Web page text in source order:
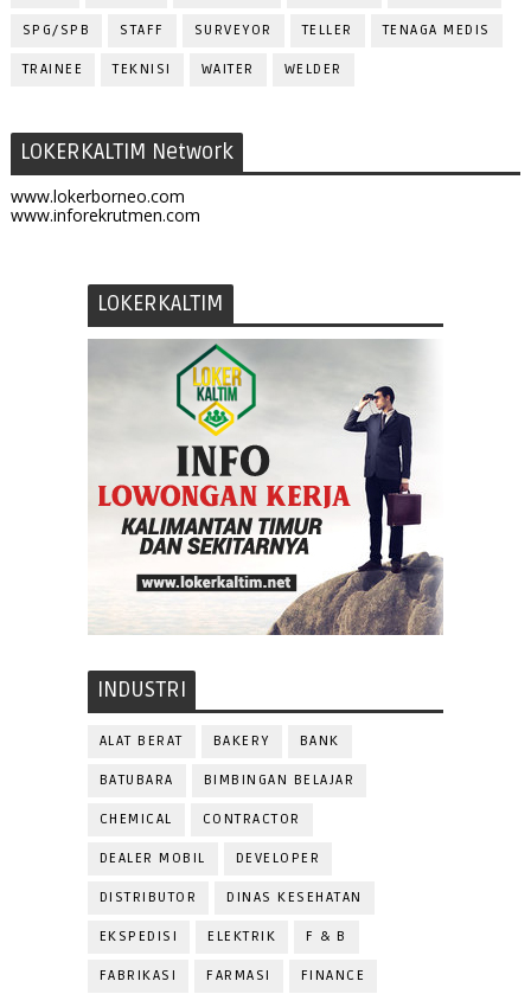
SPG/SPB STAFF SURVEYOR TELLER TENAGA MEDIS
TRAINEE TEKNISI WAITER WELDER
LOKERKALTIM Network
www.lokerborneo.com
www.inforekrutmen.com
LOKERKALTIM
INDUSTRI
ALAT BERAT BAKERY BANK
BATUBARA BIMBINGAN BELAJAR
CHEMICAL CONTRACTOR
DEALER MOBIL DEVELOPER
DISTRIBUTOR DINAS KESEHATAN
EKSPEDISI ELEKTRIK F & B
FABRIKASI FARMASI FINANCE